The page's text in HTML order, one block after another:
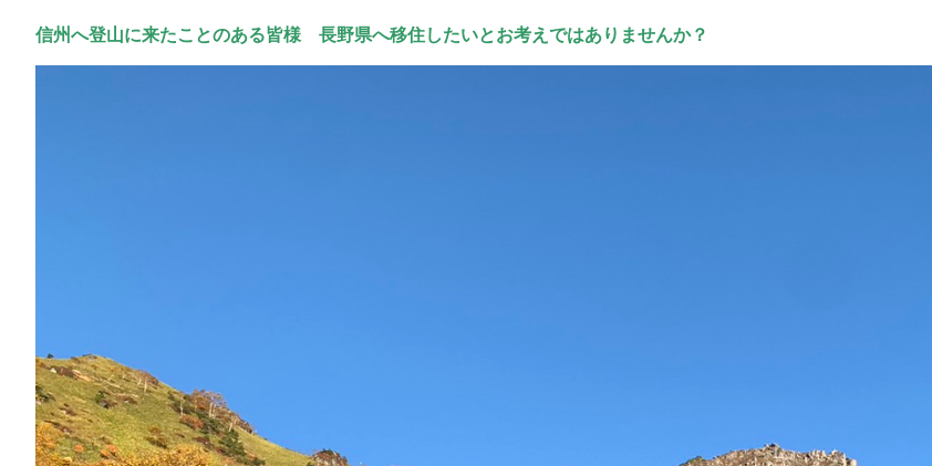
信州へ登山に来たことのある皆様 長野県へ移住したいとお考えではありませんか？